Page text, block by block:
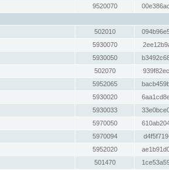
9520070
502010
5930070
5930050
502070
5952065
5930020
5930033
5970050
5970094
5952020
501470